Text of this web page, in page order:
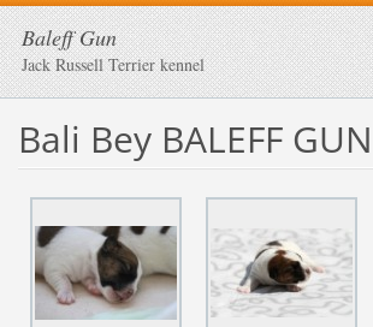
Baleff Gun
Jack Russell Terrier kennel
Bali Bey BALEFF GUN